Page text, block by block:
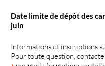
Date limite de dépôt des
juin
Informations et inscriptions
Pour toute question,